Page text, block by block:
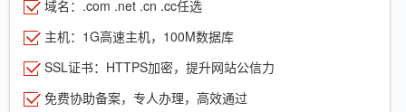
域名：.com .net .cn .cc任选
主机：1G高速主机，100M数据库
SSL证书：HTTPS加密，提升网站公信力
免费协助备案，专人办理，高效通过